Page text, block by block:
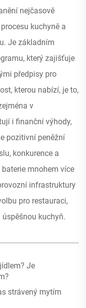
nejčasově
kuchyně a
Je základním
který zajišťuje
předpisy pro
kterou nabízí, je to,
v
i finanční výhody,
pozitivní peněžní
konkurence a
mnohem více
infrastruktury
pro restauraci,
kuchyň.
Je
strávený mytím